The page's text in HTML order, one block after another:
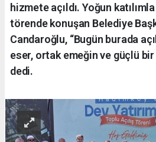
hizmete açıldı. Yoğun
törende konuşan Belediye
Candaroğlu, “Bugün burada
eser, ortak emeğin ve güçlü
dedi.